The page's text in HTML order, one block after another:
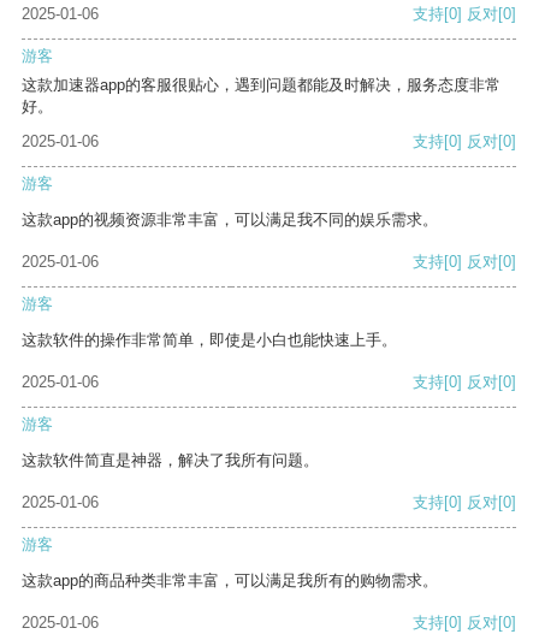
2025-01-06
支持[0] 反对[0]
游客
这款加速器app的客服很贴心，遇到问题都能及时解决，服务态度非常
好。
2025-01-06
支持[0] 反对[0]
游客
这款app的视频资源非常丰富，可以满足我不同的娱乐需求。
2025-01-06 支持[0] 反对[0]
游客
这款软件的操作非常简单，即使是小白也能快速上手。
2025-01-06 支持[0] 反对[0]
游客
这款软件简直是神器，解决了我所有问题。
2025-01-06 支持[0] 反对[0]
游客
这款app的商品种类非常丰富，可以满足我所有的购物需求。
2025-01-06 支持[0] 反对[0]